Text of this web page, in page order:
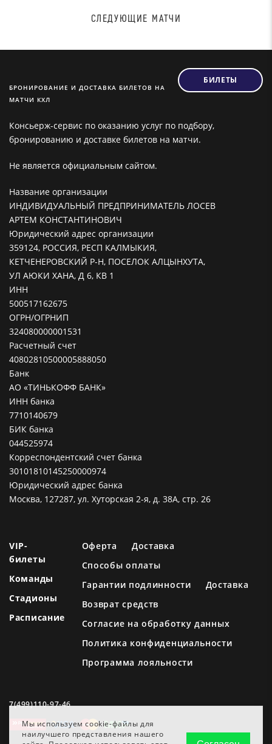
Мы используем cookie-файлы для
наилучшего представления нашего
СЛЕДУЮЩИЕ МАТЧИ
БРОНИРОВАНИЕ И ДОСТАВКА БИЛЕТОВ НА
МАТЧИ КХЛ
БИЛЕТЫ
Консьерж-сервис по оказанию услуг по подбору,
бронированию и доставке билетов на матчи.
Не является официальным сайтом.
Название организации
ИНДИВИДУАЛЬНЫЙ ПРЕДПРИНИМАТЕЛЬ ЛОСЕВ
АРТЕМ КОНСТАНТИНОВИЧ
Юридический адрес организации
359124, РОССИЯ, РЕСП КАЛМЫКИЯ,
КЕТЧЕНЕРОВСКИЙ Р-Н, ПОСЕЛОК АЛЦЫНХУТА,
УЛ АЮКИ ХАНА, Д 6, КВ 1
ИНН
500517162675
ОГРН/ОГРНИП
324080000001531
Расчетный счет
40802810500005888050
Банк
АО «ТИНЬКОФФ БАНК»
ИНН банка
7710140679
БИК банка
044525974
Корреспондентский счет банка
30101810145250000974
Юридический адрес банка
Москва, 127287, ул. Хуторская 2-я, д. 38А, стр. 26
VIP-
билеты
Команды
Стадионы
Расписание
Оферта
Доставка
Способы оплаты
Гарантии подлинности
Доставка
Возврат средств
Согласие на обработку данных
Политика конфиденциальности
Программа лояльности
7(499)110-97-46